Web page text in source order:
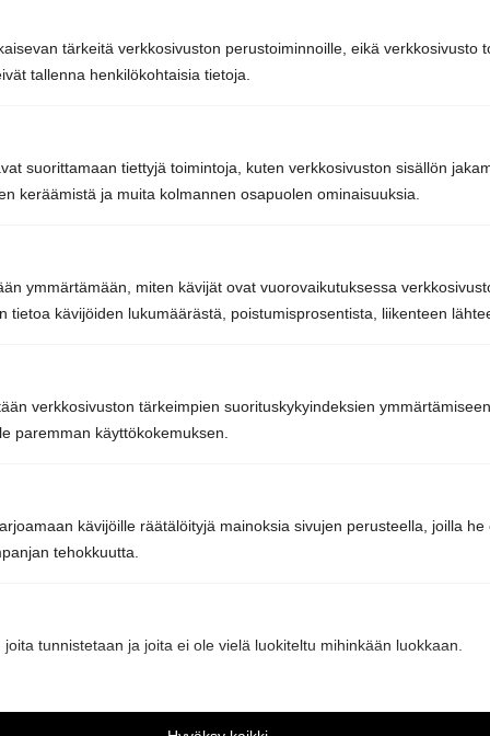
tärkeitä verkkosivuston perustoiminnoille, eikä verkkosivusto
tallenna henkilökohtaisia tietoja.
suorittamaan tiettyjä toimintoja, kuten verkkosivuston sisällön
keräämistä ja muita kolmannen osapuolen ominaisuuksia.
ymmärtämään, miten kävijät ovat vuorovaikutuksessa
tietoa kävijöiden lukumäärästä, poistumisprosentista, liikenteen
verkkosivuston tärkeimpien suorituskykyindeksien
paremman käyttökokemuksen.
kävijöille räätälöityjä mainoksia sivujen perusteella, joilla
tehokkuutta.
tunnistetaan ja joita ei ole vielä luokiteltu mihinkään luokkaan.
Sun Sauna Oy, Jyväskylä
040 3470 220
Avoinna arkisin 9–16 tai sopimuksen mukaan.
(Kannus-Talon yhteydessä)
info@sunsauna.fi
sopimuksen mukaan.